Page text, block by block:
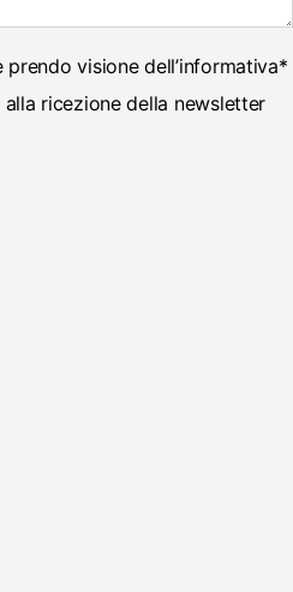
visione dell’informativa*
ricezione della newsletter